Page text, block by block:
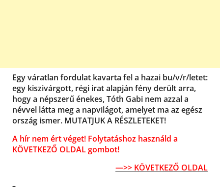
Egy váratlan fordulat kavarta fel a hazai bu/v/r/letet:
egy kiszivárgott, régi irat alapján fény derült arra,
hogy a népszerű énekes, Tóth Gabi nem azzal a
névvel látta meg a napvilágot, amelyet ma az egész
ország ismer. MUTATJUK A RÉSZLETEKET!
A hír nem ért véget! Folytatáshoz használd a
KÖVETKEZŐ OLDAL gombot!
—>> KÖVETKEZŐ OLDAL
–